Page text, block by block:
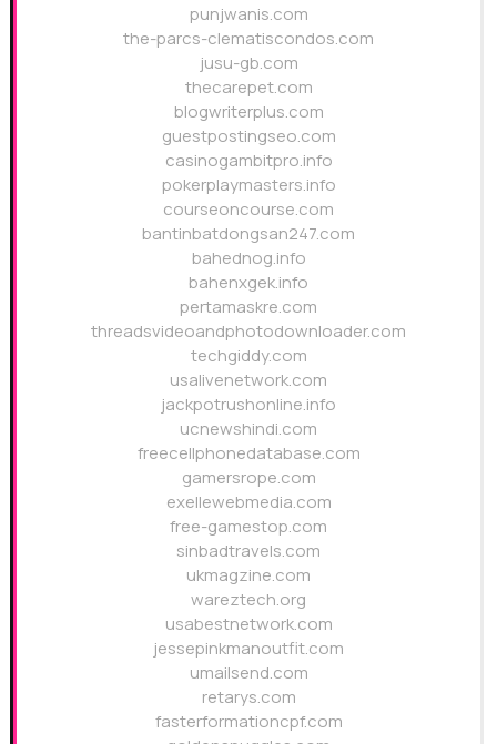
punjwanis.com
the-parcs-clematiscondos.com
jusu-gb.com
thecarepet.com
blogwriterplus.com
guestpostingseo.com
casinogambitpro.info
pokerplaymasters.info
courseoncourse.com
bantinbatdongsan247.com
bahednog.info
bahenxgek.info
pertamaskre.com
threadsvideoandphotodownloader.com
techgiddy.com
usalivenetwork.com
jackpotrushonline.info
ucnewshindi.com
freecellphonedatabase.com
gamersrope.com
exellewebmedia.com
free-gamestop.com
sinbadtravels.com
ukmagzine.com
wareztech.org
usabestnetwork.com
jessepinkmanoutfit.com
umailsend.com
retarys.com
fasterformationcpf.com